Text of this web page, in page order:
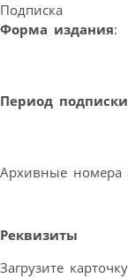
Подписка
Форма издания:
Период подписки
Архивные номера
Реквизиты
Загрузите